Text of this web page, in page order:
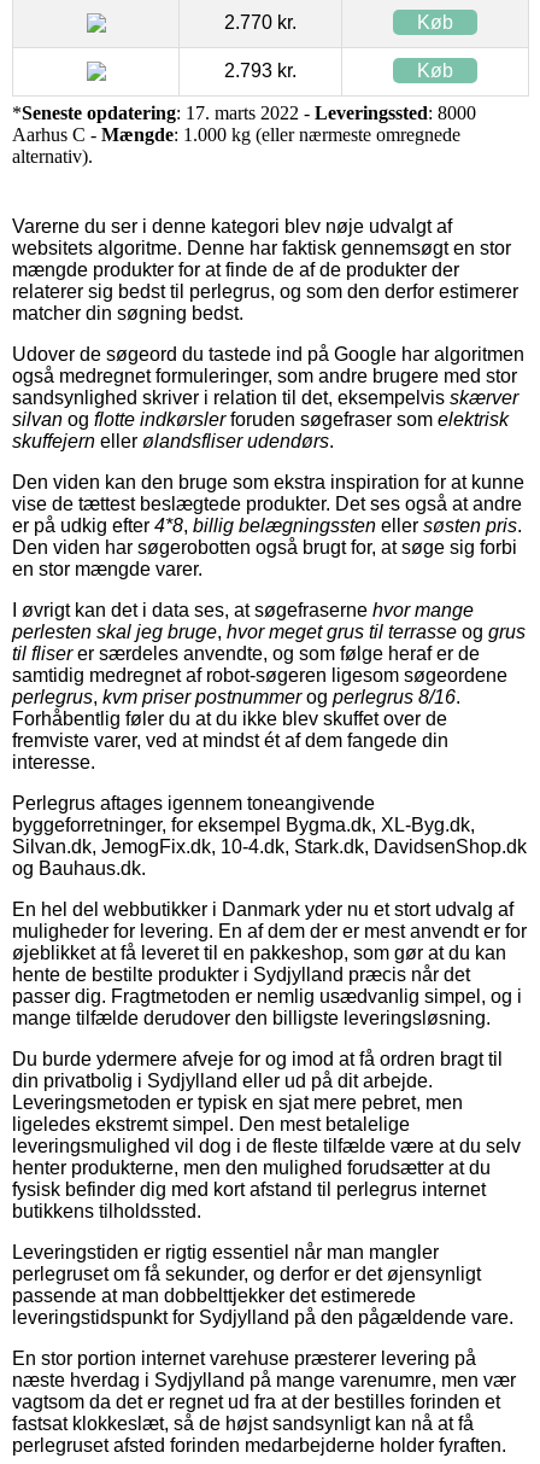
2.770 kr. Køb
2.793 kr. Køb
*Seneste opdatering: 17. marts 2022 - Leveringssted: 8000
Aarhus C - Mængde: 1.000 kg (eller nærmeste omregnede
alternativ).
Varerne du ser i denne kategori blev nøje udvalgt af
websitets algoritme. Denne har faktisk gennemsøgt en stor
mængde produkter for at finde de af de produkter der
relaterer sig bedst til perlegrus, og som den derfor estimerer
matcher din søgning bedst.
Udover de søgeord du tastede ind på Google har algoritmen
også medregnet formuleringer, som andre brugere med stor
sandsynlighed skriver i relation til det, eksempelvis skærver
silvan og flotte indkørslerforuden søgefraser som elektrisk
skuffejern eller ølandsfliser udendørs.
Den viden kan den bruge som ekstra inspiration for at kunne
vise de tættest beslægtede produkter. Det ses også at andre
er på udkig efter 4*8, billig belægningssten eller søsten pris.
Den viden har søgerobotten også brugt for, at søge sig forbi
en stor mængde varer.
I øvrigt kan det i data ses, at søgefraserne hvor mange
perlesten skal jeg bruge, hvor meget grus til terrasse og grus
til fliserer særdeles anvendte, og som følge heraf er de
samtidig medregnet af robot-søgeren ligesom søgeordene
perlegrus, kvm priser postnummerog perlegrus 8/16.
Forhåbentlig føler du at du ikke blev skuffet over de
fremviste varer, ved at mindst ét af dem fangede din
interesse.
Perlegrus aftages igennem toneangivende
byggeforretninger, for eksempel Bygma.dk, XL-Byg.dk,
Silvan.dk, JemogFix.dk, 10-4.dk, Stark.dk, DavidsenShop.dk
og Bauhaus.dk.
En hel del webbutikker i Danmark yder nu et stort udvalg af
muligheder for levering. En af dem der er mest anvendt er for
øjeblikket at få leveret til en pakkeshop, som gør at du kan
hente de bestilte produkter i Sydjylland præcis når det
passer dig. Fragtmetoden er nemlig usædvanlig simpel, og i
mange tilfælde derudover den billigste leveringsløsning.
Du burde ydermere afveje for og imod at få ordren bragt til
din privatbolig i Sydjylland eller ud på dit arbejde.
Leveringsmetoden er typisk en sjat mere pebret, men
ligeledes ekstremt simpel. Den mest betalelige
leveringsmulighed vil dog i de fleste tilfælde være at du selv
henter produkterne, men den mulighed forudsætter at du
fysisk befinder dig med kort afstand til perlegrus internet
butikkens tilholdssted.
Leveringstiden er rigtig essentiel når man mangler
perlegruset om få sekunder, og derfor er det øjensynligt
passende at man dobbelttjekker det estimerede
leveringstidspunkt for Sydjylland på den pågældende vare.
En stor portion internet varehuse præsterer levering på
næste hverdag i Sydjylland på mange varenumre, men vær
vagtsom da det er regnet ud fra at der bestilles forinden et
fastsat klokkeslæt, så de højst sandsynligt kan nå at få
perlegruset afsted forinden medarbejderne holder fyraften.